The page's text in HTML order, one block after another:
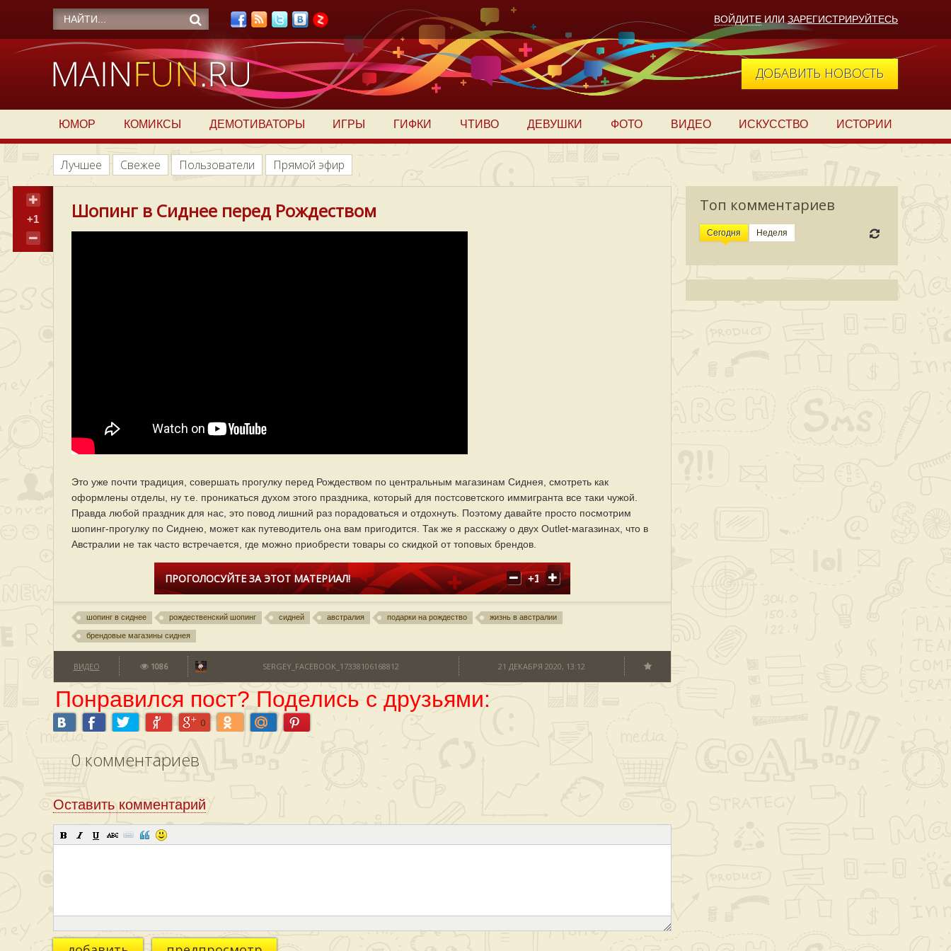
ВОЙДИТЕ ИЛИ ЗАРЕГИСТРИРУЙТЕСЬ
ДОБАВИТЬ НОВОСТЬ
ЮМОР КОМИКСЫ ДЕМОТИВАТОРЫ ИГРЫ ГИФКИ ЧТИВО ДЕВУШКИ ФОТО ВИДЕО ИСКУССТВО ИСТОРИИ
Лучшее Свежее Пользователи Прямой эфир
Топ комментариев
Сегодня Неделя
+1 Шопинг в Сиднее перед Рождеством
Это уже почти традиция, совершать прогулку перед Рождеством по центральным магазинам Сиднея, смотреть как
оформлены отделы, ну т.е. проникаться духом этого праздника, который для постсоветского иммигранта все таки чужой.
Правда любой праздник для нас, это повод лишний раз порадоваться и отдохнуть. Поэтому давайте просто посмотрим
шопинг-прогулку по Сиднею, может как путеводитель она вам пригодится. Так же я расскажу о двух Outlet-магазинах, что в
Австралии не так часто встречается, где можно приобрести товары со скидкой от топовых брендов.
ПРОГОЛОСУЙТЕ ЗА ЭТОТ МАТЕРИАЛ! +1
шопинг в сиднее рождественский шопинг сидней австралия подарки на рождество жизнь в австралии
брендовые магазины сиднея
ВИДЕО 1086 SERGEY_FACEBOOK_17338106168812 21 ДЕКАБРЯ 2020, 13:12
Понравился пост? Поделись с друзьями:
0
0 комментариев
Оставить комментарий